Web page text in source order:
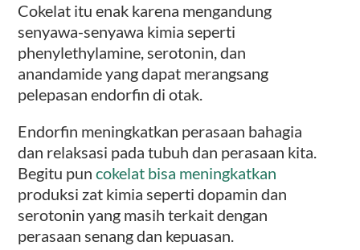
Cokelat itu enak karena mengandung
senyawa-senyawa kimia seperti
phenylethylamine, serotonin, dan
anandamide yang dapat merangsang
pelepasan endorfin di otak.
Endorfin meningkatkan perasaan bahagia
dan relaksasi pada tubuh dan perasaan kita.
Begitu puncokelat bisa meningkatkan
produksi zat kimia seperti dopamin dan
serotonin yang masih terkait dengan
perasaan senang dan kepuasan.